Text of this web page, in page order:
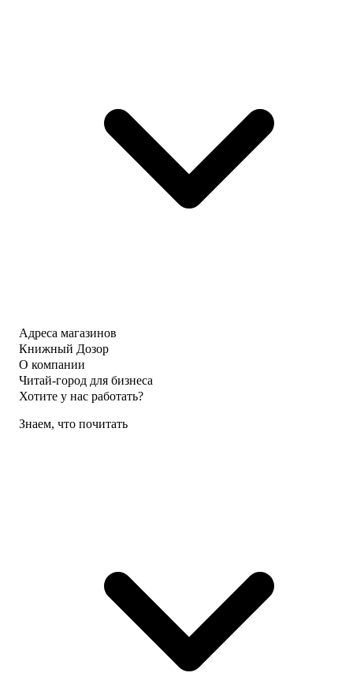
Адреса магазинов
Книжный Дозор
О компании
Читай-город для бизнеса
Хотите у нас работать?
Знаем, что почитать